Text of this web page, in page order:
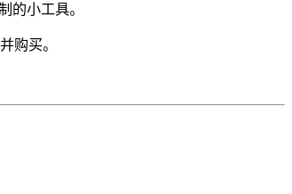
的小工具。
购买。